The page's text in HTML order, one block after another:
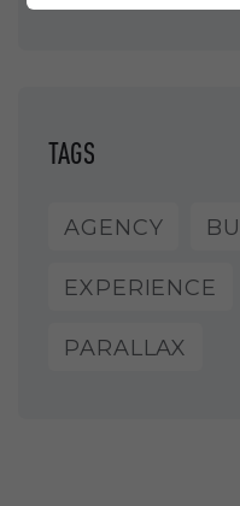
TAGS
AGENCY
EXPERIENCE
PARALLAX